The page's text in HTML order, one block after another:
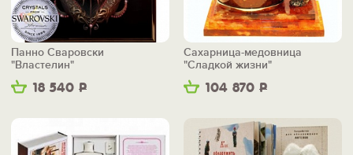
18 540 Р
Панно Сваровски
"Властелин"
104 870 Р
Сахарница-медовница
"Сладкой жизни"